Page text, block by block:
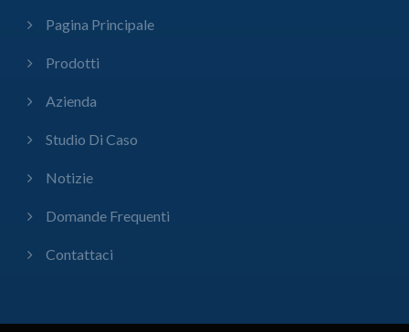
Pagina Principale
Prodotti
Azienda
Studio Di Caso
Notizie
Domande Frequenti
Contattaci